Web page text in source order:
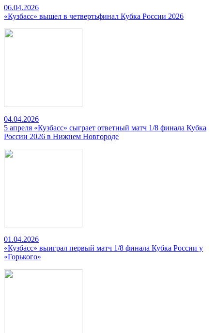
06.04.2026
«Кузбасс» вышел в четвертьфинал Кубка России 2026
04.04.2026
5 апреля «Кузбасс» сыграет ответный матч 1/8 финала Кубка
России 2026 в Нижнем Новгороде
01.04.2026
«Кузбасс» выиграл первый матч 1/8 финала Кубка России у
«Горького»